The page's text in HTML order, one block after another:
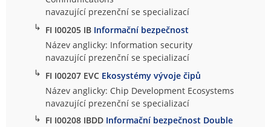
navazující prezenční se specializací
↳ FI I00205 IB Informační bezpečnost
Název anglicky: Information security
navazující prezenční se specializací
↳ FI I00207 EVC Ekosystémy vývoje čipů
Název anglicky: Chip Development Ecosystems
navazující prezenční se specializací
↳ FI I00208 IBDD Informační bezpečnost Double